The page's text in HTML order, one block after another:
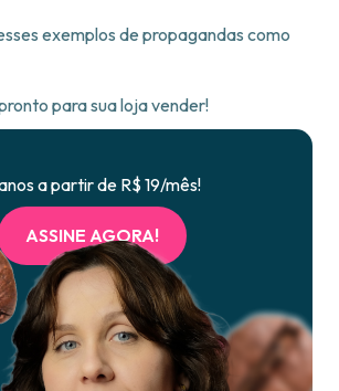
exemplos de propagandas como
para sua loja vender!
a partir de R$ 19/mês!
ASSINE AGORA!